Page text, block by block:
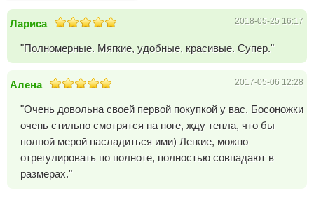
Лариса 2018-05-25 16:17
"Полномерные. Мягкие, удобные, красивые. Супер."
Алена 2017-05-06 12:28
"Очень довольна своей первой покупкой у вас. Босоножки
очень стильно смотрятся на ноге, жду тепла, что бы
полной мерой насладиться ими) Легкие, можно
отрегулировать по полноте, полностью совпадают в
размерах."